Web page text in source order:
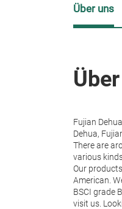
Fujian
Dehua,
There are
various
Our
American.
BSCI grade
visit us.
Über uns